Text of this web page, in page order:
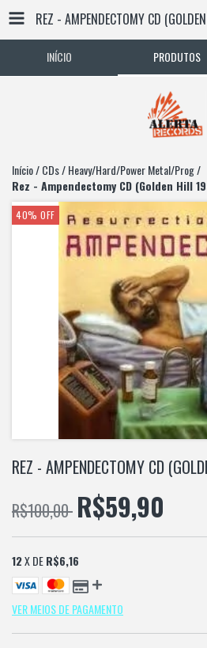
REZ - AMPENDECTOMY CD
INÍCIO PRODUTOS
Início/CDs/Heavy/Hard/Power Metal/Prog/
Rez - Ampendectomy CD (Golden Hill
40% OFF
REZ - AMPENDECTOMY CD
R$100,00 R$59,90
12X DER$6,16
VER MEIOS DE PAGAMENTO